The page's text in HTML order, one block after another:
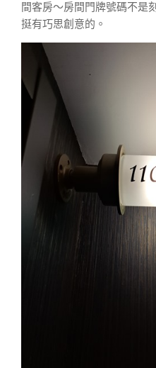
間客房～房間門牌號碼不是
挺有巧思創意的。